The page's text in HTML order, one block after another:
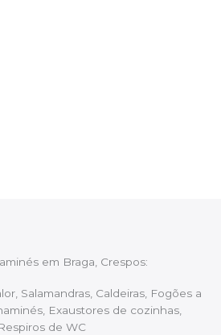
em Braga, Crespos:
Salamandras, Caldeiras, Fogões a
Exaustores de cozinhas,
de WC